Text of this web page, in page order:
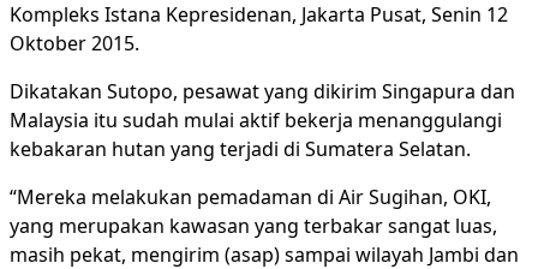
Kompleks Istana Kepresidenan, Jakarta Pusat, Senin 12
Oktober 2015.
Dikatakan Sutopo, pesawat yang dikirim Singapura dan
Malaysia itu sudah mulai aktif bekerja menanggulangi
kebakaran hutan yang terjadi di Sumatera Selatan.
“Mereka melakukan pemadaman di Air Sugihan, OKI,
yang merupakan kawasan yang terbakar sangat luas,
masih pekat, mengirim (asap) sampai wilayah Jambi dan